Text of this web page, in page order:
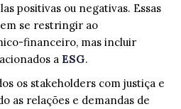
positivas ou negativas. Essas
se restringir ao
financeiro, mas incluir
a ESG.
os stakeholders com justiça e
as relações e demandas de